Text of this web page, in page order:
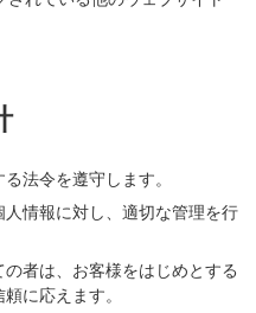
法令を遵守します。
情報に対し、適切な管理を行
者は、お客様をはじめとする
に応えます。